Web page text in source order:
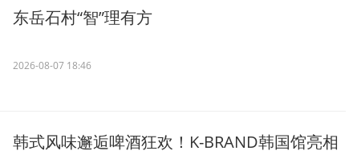
东岳石村“智”理有方
2026-08-07 18:46
韩式风味邂逅啤酒狂欢！K-BRAND韩国馆亮相